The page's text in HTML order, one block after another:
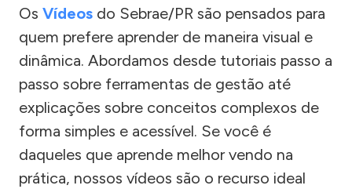
Os Vídeos do Sebrae/PR são pensados para
quem prefere aprender de maneira visual e
dinâmica. Abordamos desde tutoriais passo a
passo sobre ferramentas de gestão até
explicações sobre conceitos complexos de
forma simples e acessível. Se você é
daqueles que aprende melhor vendo na
prática, nossos vídeos são o recurso ideal